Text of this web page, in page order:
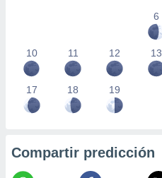
6
10 11 12 13
17 18 19
Compartir predicción